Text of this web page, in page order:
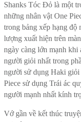
Shanks Tóc Đỏ là một
những nhân vật One
trong bảng xếp hạng độ
lượng xuất hiện trên
ngày càng lớn mạnh
người giỏi nhất trong
người sử dụng Haki giỏi
Piece sử dụng Trái ác
người mạnh nhất kính
Vớ gần về kết thúc